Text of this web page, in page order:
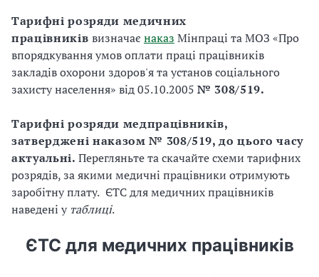
Тарифні розряди медичних
працівників визначає наказ Мінпраці та МОЗ «Про
впорядкування умов оплати праці працівників
закладів охорони здоров'я та установ соціального
захисту населення» від 05.10.2005 № 308/519.
Тарифні розряди медпрацівників,
затверджені наказом № 308/519, до цього часу
актуальні.Перегляньте та скачайте схеми тарифних
розрядів, за якими медичні працівники отримують
заробітну плату. ЄТС для медичних працівників
наведені у таблиці.
ЄТС для медичних працівників